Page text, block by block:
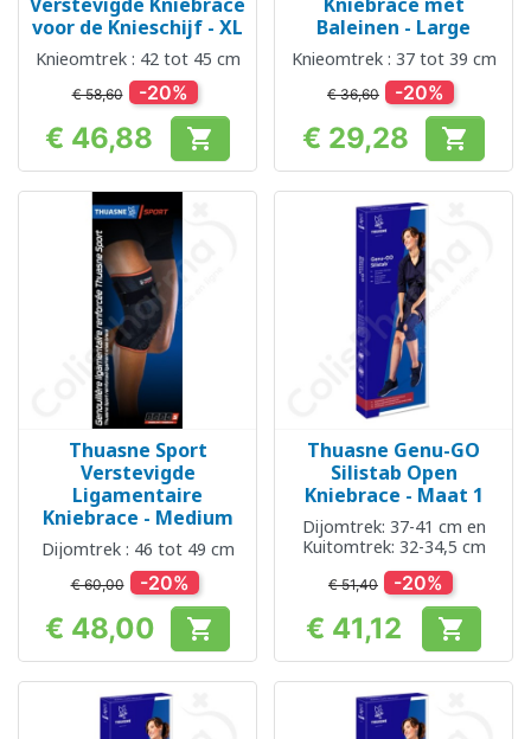
voor de Knieschijf - XL
Knieomtrek : 42 tot 45 cm
€ 58,60 -20%
Prijs
€ 46,88 
Baleinen - Large
Knieomtrek : 37 tot 39 cm
€ 36,60 -20%
Prijs
€ 29,28 
Thuasne Sport
Verstevigde
Ligamentaire
Kniebrace - Medium
Dijomtrek : 46 tot 49 cm
€ 60,00 -20%
Prijs
€ 48,00 
Thuasne Genu-GO
Silistab Open
Kniebrace - Maat 1
Dijomtrek: 37-41 cm en
Kuitomtrek: 32-34,5 cm
€ 51,40 -20%
Prijs
€ 41,12 